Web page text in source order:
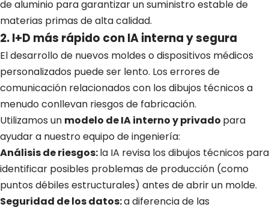
de aluminio para garantizar un suministro estable de
materias primas de alta calidad.
2. I+D más rápido con IA interna y segura
El desarrollo de nuevos moldes o dispositivos médicos
personalizados puede ser lento. Los errores de
comunicación relacionados con los dibujos técnicos a
menudo conllevan riesgos de fabricación.
Utilizamos un modelo de IA interno y privado para
ayudar a nuestro equipo de ingeniería:
Análisis de riesgos:la IA revisa los dibujos técnicos para
identificar posibles problemas de producción (como
puntos débiles estructurales) antes de abrir un molde.
Seguridad de los datos:a diferencia de las